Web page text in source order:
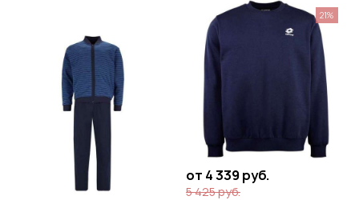
от 4 339 руб.
5 425 руб.
21%